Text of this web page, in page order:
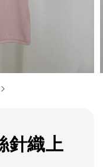
針織上